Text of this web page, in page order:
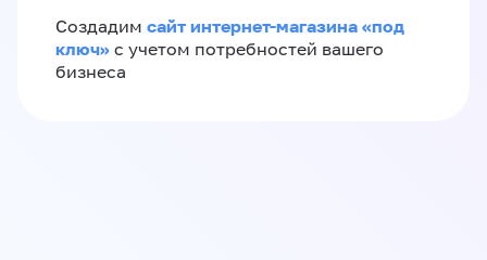
Создадим сайт интернет-магазина «под
ключ» с учетом потребностей вашего
бизнеса